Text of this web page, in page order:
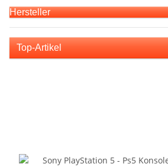
Hersteller
Top-Artikel